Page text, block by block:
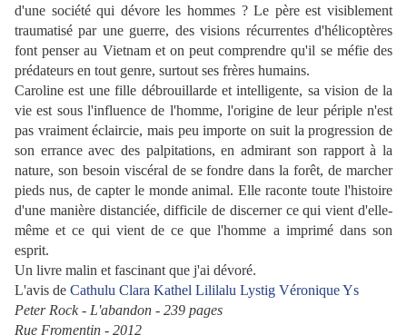
d'une société qui dévore les hommes ? Le père est visiblement
traumatisé par une guerre, des visions récurrentes d'hélicoptères
font penser au Vietnam et on peut comprendre qu'il se méfie des
prédateurs en tout genre, surtout ses frères humains.
Caroline est une fille débrouillarde et intelligente, sa vision de la
vie est sous l'influence de l'homme, l'origine de leur périple n'est
pas vraiment éclaircie, mais peu importe on suit la progression de
son errance avec des palpitations, en admirant son rapport à la
nature, son besoin viscéral de se fondre dans la forêt, de marcher
pieds nus, de capter le monde animal. Elle raconte toute l'histoire
d'une manière distanciée, difficile de discerner ce qui vient d'elle-
même et ce qui vient de ce que l'homme a imprimé dans son
esprit.
Un livre malin et fascinant que j'ai dévoré.
L'avis de Cathulu Clara Kathel Lililalu Lystig VéroniqueYs
Peter Rock - L'abandon - 239 pages
Rue Fromentin - 2012